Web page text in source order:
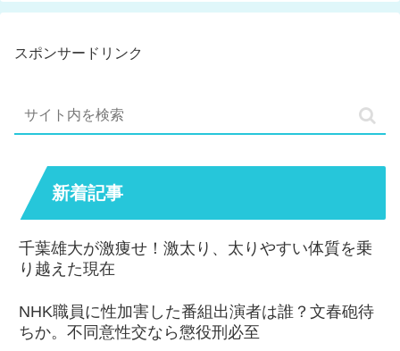
スポンサードリンク
新着記事
千葉雄大が激痩せ！激太り、太りやすい体質を乗
り越えた現在
NHK職員に性加害した番組出演者は誰？文春砲待
ちか。不同意性交なら懲役刑必至